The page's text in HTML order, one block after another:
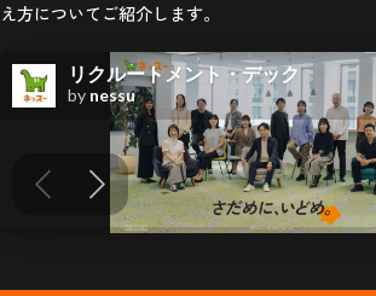
え方についてご紹介します。